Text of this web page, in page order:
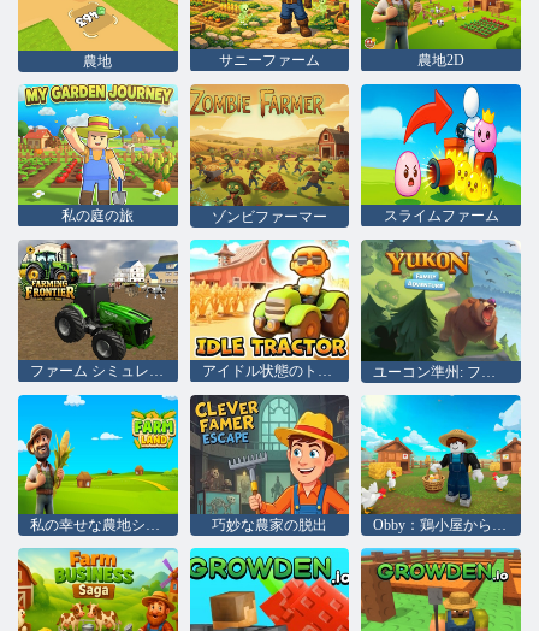
農地 サニーファーム 農地2D
私の庭の旅 ゾンビファーマー スライムファーム
ユーコン準州: ファミリー アドベンチャー
私の幸せな農地シミュレーター 巧妙な農家の脱出 Obby：鶏小屋からの脱出